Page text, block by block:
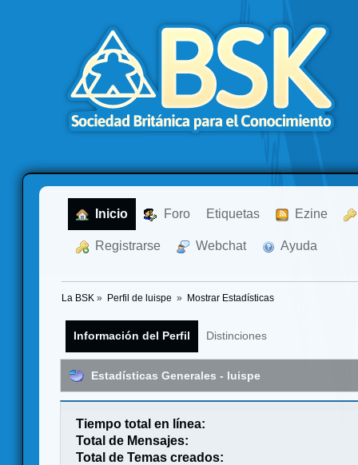
Inicio Foro Etiquetas Ezine
Registrarse Webchat Ayuda
La BSK » Perfil de luispe » Mostrar Estadísticas
Información del Perfil Distinciones
Estadísticas Generales - luispe
Tiempo total en línea:
Total de Mensajes:
Total de Temas creados: